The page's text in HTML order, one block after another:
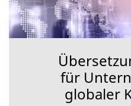
für
globaler